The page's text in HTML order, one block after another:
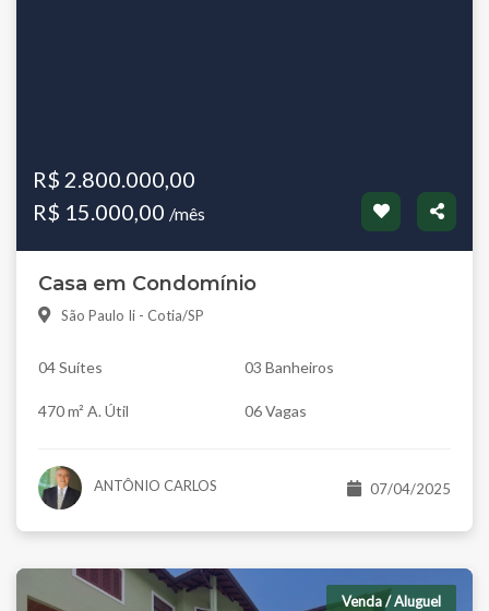
R$ 2.800.000,00
R$ 15.000,00 /mês
Casa em Condomínio
São Paulo Ii - Cotia/SP
04 Suítes 03 Banheiros
470 m² A. Útil 06 Vagas
ANTÔNIO CARLOS 07/04/2025
Venda / Aluguel